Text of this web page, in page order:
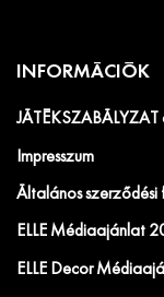
INFORMÁCIÓK
JÁTÉKSZABÁLYZAT
Impresszum
Általános szerződési
ELLE Médiaajánlat
ELLE Decor